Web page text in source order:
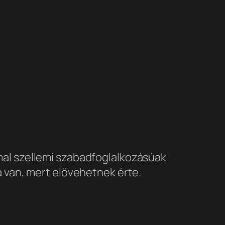
szellemi szabadfoglalkozásúak
van, mert elővehetnek érte.